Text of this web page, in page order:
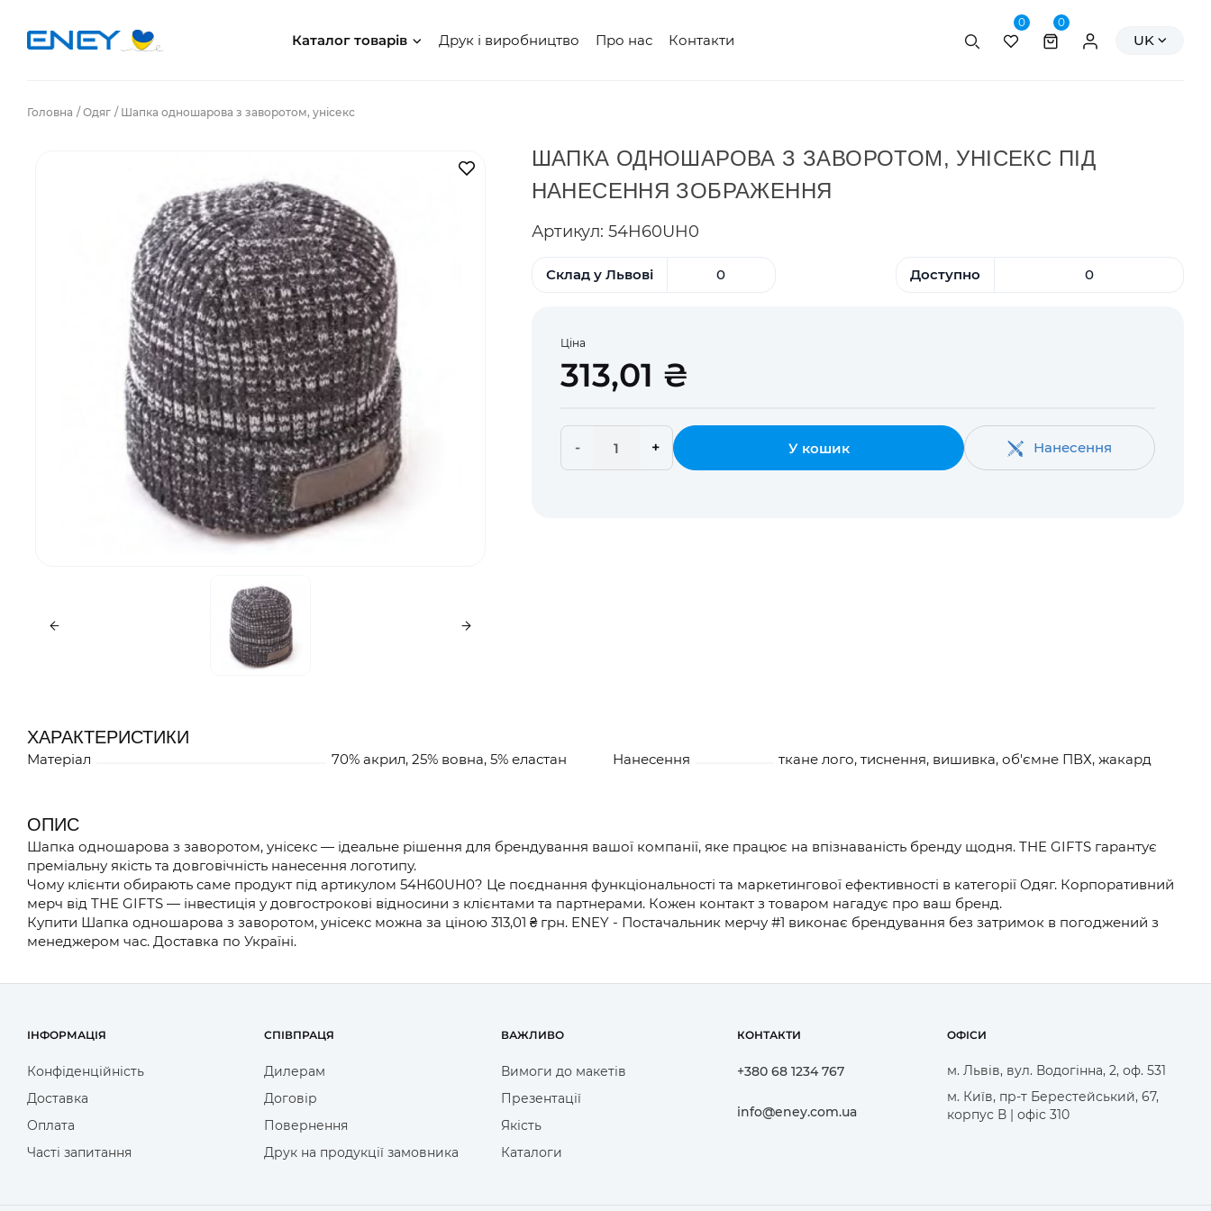
Каталог товарів Друк і виробництво Про нас Контакти Пошук
0 0
Персональні
UK
Головна Одяг Шапка одношарова з заворотом, унісекс
В закладкиШАПКА ОДНОШАРОВА З ЗАВОРОТОМ, УНІСЕКС ПІД
НАНЕСЕННЯ ЗОБРАЖЕННЯ
Артикул: 54H60UH0
Склад у Львові 0 Доступно 0
Ціна
313,01 ₴
- + У кошик Нанесення
ХАРАКТЕРИСТИКИ
Матеріал 70% акрил, 25% вовна, 5% еластан Нанесення ткане лого, тиснення, вишивка, об'ємне ПВХ, жакард
ОПИС
Шапка одношарова з заворотом, унісекс — ідеальне рішення для брендування вашої компанії, яке працює на впізнаваність бренду щодня. THE GIFTS гарантує
преміальну якість та довговічність нанесення логотипу.
Чому клієнти обирають саме продукт під артикулом 54H60UH0? Це поєднання функціональності та маркетингової ефективності в категорії Одяг. Корпоративний
мерч від THE GIFTS — інвестиція у довгострокові відносини з клієнтами та партнерами. Кожен контакт з товаром нагадує про ваш бренд.
Купити Шапка одношарова з заворотом, унісекс можна за ціною 313,01 ₴ грн. ENEY - Постачальник мерчу #1 виконає брендування без затримок в погоджений з
менеджером час. Доставка по Україні.
ІНФОРМАЦІЯ
Конфіденційність
Доставка
Оплата
Часті запитання
СПІВПРАЦЯ
Дилерам
Договір
Повернення
Друк на продукції замовника
ВАЖЛИВО
Вимоги до макетів
Презентації
Якість
Каталоги
КОНТАКТИ
+380 68 1234 767
info@eney.com.ua
ОФІСИ
м. Львів, вул. Водогінна, 2, оф. 531
м. Київ, пр-т Берестейський, 67,
корпус В | офіс 310